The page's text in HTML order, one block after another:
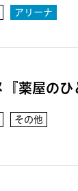
アリーナ
『薬屋の
その他